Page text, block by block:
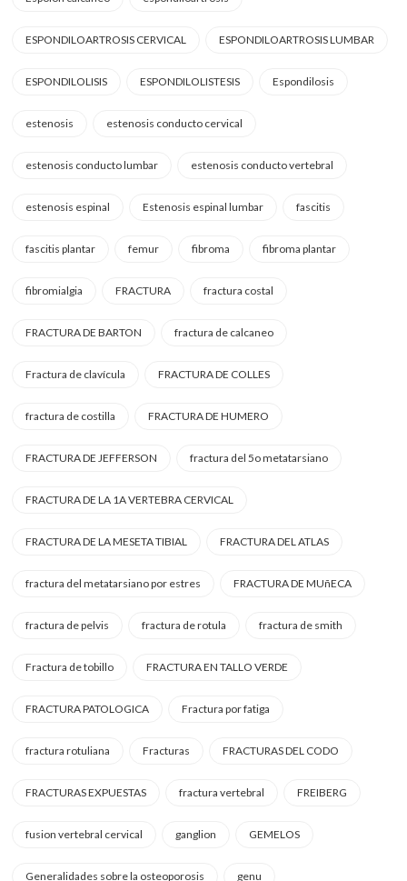
ESPONDILOARTROSIS CERVICAL ESPONDILOARTROSIS LUMBAR
ESPONDILOLISIS ESPONDILOLISTESIS Espondilosis
estenosis estenosis conducto cervical
estenosis conducto lumbar estenosis conducto vertebral
estenosis espinal Estenosis espinal lumbar fascitis
fascitis plantar femur fibroma fibroma plantar
fibromialgia FRACTURA fractura costal
FRACTURA DE BARTON fractura de calcaneo
Fractura de clavícula FRACTURA DE COLLES
fractura de costilla FRACTURA DE HUMERO
FRACTURA DE JEFFERSON fractura del 5o metatarsiano
FRACTURA DE LA 1A VERTEBRA CERVICAL
FRACTURA DE LA MESETA TIBIAL FRACTURA DEL ATLAS
fractura del metatarsiano por estres FRACTURA DE MUñECA
fractura de pelvis fractura de rotula fractura de smith
Fractura de tobillo FRACTURA EN TALLO VERDE
FRACTURA PATOLOGICA Fractura por fatiga
fractura rotuliana Fracturas FRACTURAS DEL CODO
FRACTURAS EXPUESTAS fractura vertebral FREIBERG
fusion vertebral cervical ganglion GEMELOS
Generalidades sobre la osteoporosis genu